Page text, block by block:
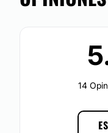
Atención en:
English14